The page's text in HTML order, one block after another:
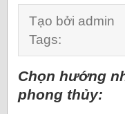
Tạo bởi admin
Tags:
Chọn hướng
phong thủy: